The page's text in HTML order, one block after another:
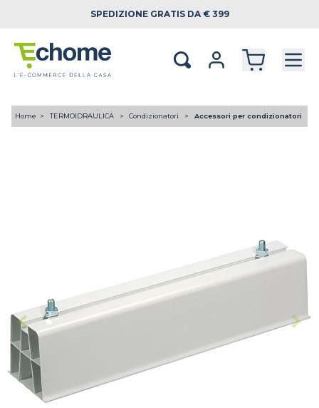
SPEDIZIONE GRATIS DA € 399
Home TERMOIDRAULICA Condizionatori Accessori per condizionatori